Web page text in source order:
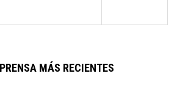
MÁS RECIENTES